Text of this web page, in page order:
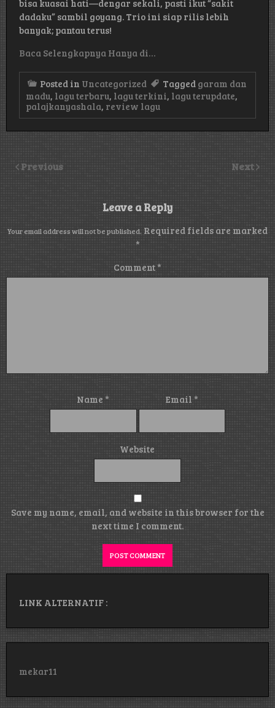
bisa kuasai hati—dengar sekali, pasti ikut “sakit
dadaku” sambil goyang. Trio ini siap rilis lebih
banyak; pantau terus!
Baca Selengkapnya Hanya di…
Posted in Uncategorized Tagged garam dan
madu, lagu terbaru, lagu terkini, lagu terupdate,
palajkanyashala, review lagu
Previous Next
Leave a Reply
Your email address will not be published. Required fields are marked
*
Comment *
Name* Email *
Website
Save my name, email, and website in this browser for the
next time I comment.
LINK ALTERNATIF :
mekar11